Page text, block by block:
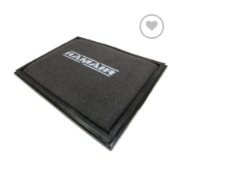
a la
lista de
deseos